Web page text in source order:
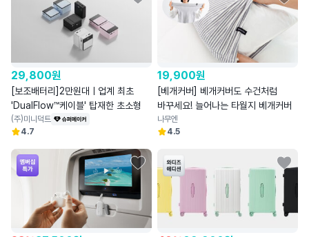
29,800원
[보조배터리]2만원대ㅣ업계 최초
'DualFlow™케이블' 탑재한 초소형
(주)미니덕트
4.7
19,900원
[베개커버] 베개커버도 수건처럼
바꾸세요! 늘어나는 타월지 베개커버
나무엔
4.5